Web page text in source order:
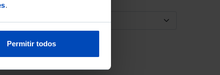
.
Permitir todos
ORDENAR POR